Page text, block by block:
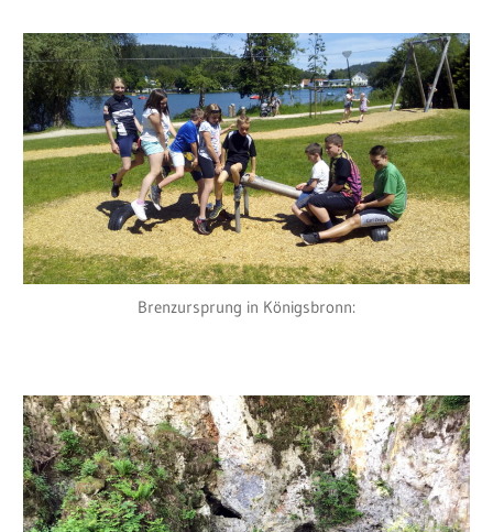
Brenzursprung in Königsbronn: